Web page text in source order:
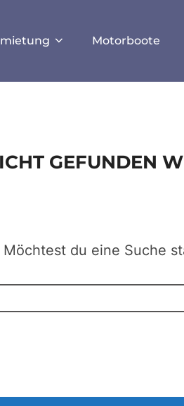
Motorboote
GEFUNDEN
du eine Suche